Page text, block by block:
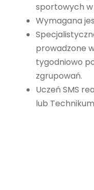
sportowych w
Wymagana
prowadzone
tygodniowo
zgrupowań.
Uczeń SMS
lub